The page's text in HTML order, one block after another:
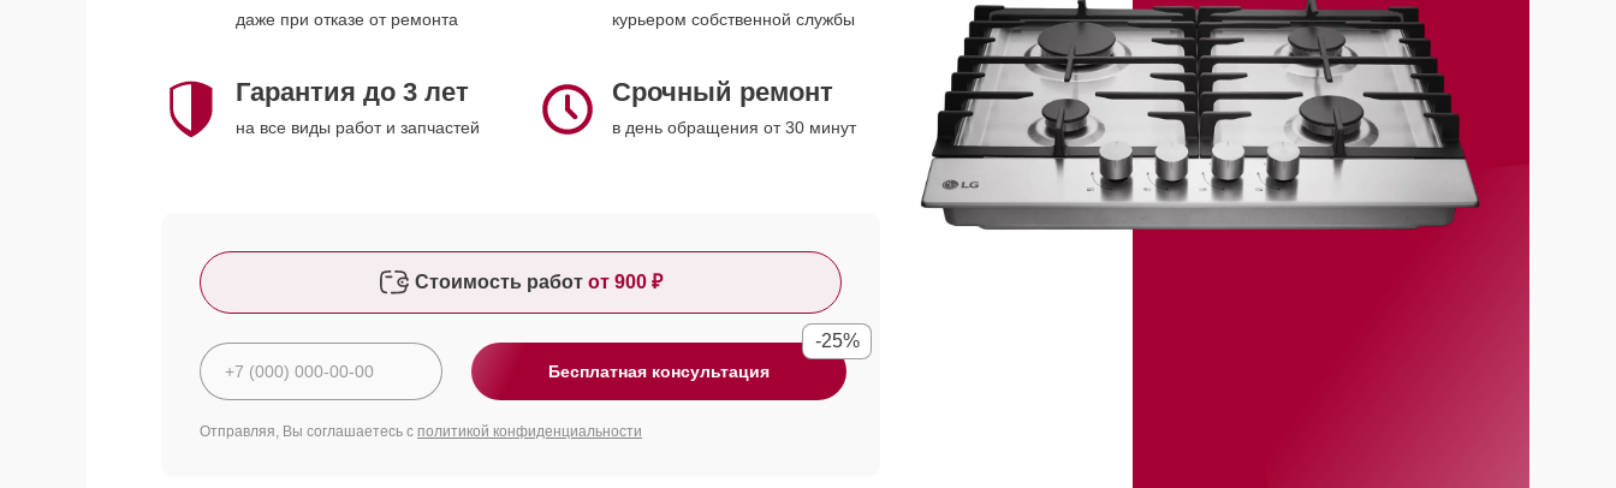
даже при отказе от ремонта курьером собственной службы
Гарантия до 3 лет
на все виды работ и запчастей
Срочный ремонт
в день обращения от 30 минут
Стоимость работ от 900 ₽
Бесплатная консультация
-25%
Отправляя, Вы соглашаетесь с политикой конфиденциальности